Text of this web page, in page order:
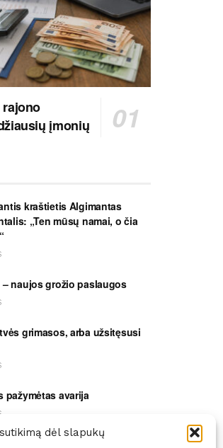
dėl slapukų
įmonių
kraštietis Algimantas
„Ten mūsų namai, o čia
– naujos grožio paslaugos
grimasos, arba užsitęsusi
pažymėtas avarija